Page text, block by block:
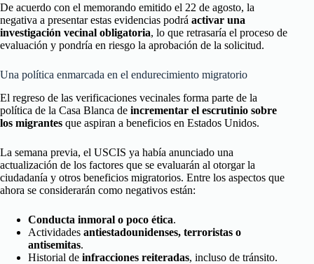
De acuerdo con el memorando emitido el 22 de agosto, la
negativa a presentar estas evidencias podrá activar una
investigación vecinal obligatoria, lo que retrasaría el proceso de
evaluación y pondría en riesgo la aprobación de la solicitud.
Una política enmarcada en el endurecimiento migratorio
El regreso de las verificaciones vecinales forma parte de la
política de la Casa Blanca de incrementar el escrutinio sobre
los migrantes que aspiran a beneficios en Estados Unidos.
La semana previa, el USCIS ya había anunciado una
actualización de los factores que se evaluarán al otorgar la
ciudadanía y otros beneficios migratorios. Entre los aspectos que
ahora se considerarán como negativos están:
Conducta inmoral o poco ética.
Actividades antiestadounidenses, terroristas o
antisemitas.
Historial de infracciones reiteradas, incluso de tránsito.